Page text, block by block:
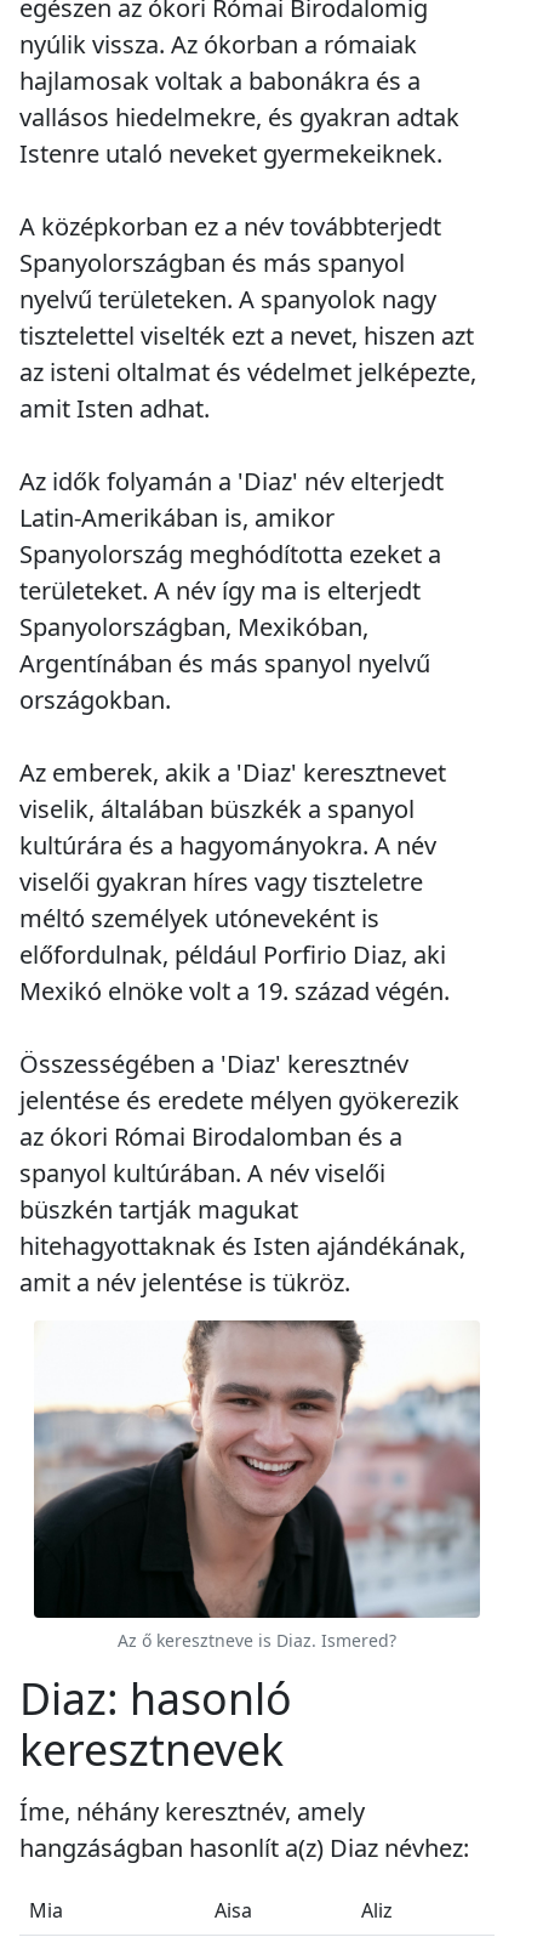
egészen az ókori Római Birodalomig
nyúlik vissza. Az ókorban a rómaiak
hajlamosak voltak a babonákra és a
vallásos hiedelmekre, és gyakran adtak
Istenre utaló neveket gyermekeiknek.
A középkorban ez a név továbbterjedt
Spanyolországban és más spanyol
nyelvű területeken. A spanyolok nagy
tisztelettel viselték ezt a nevet, hiszen azt
az isteni oltalmat és védelmet jelképezte,
amit Isten adhat.
Az idők folyamán a 'Diaz' név elterjedt
Latin-Amerikában is, amikor
Spanyolország meghódította ezeket a
területeket. A név így ma is elterjedt
Spanyolországban, Mexikóban,
Argentínában és más spanyol nyelvű
országokban.
Az emberek, akik a 'Diaz' keresztnevet
viselik, általában büszkék a spanyol
kultúrára és a hagyományokra. A név
viselői gyakran híres vagy tiszteletre
méltó személyek utóneveként is
előfordulnak, például Porfirio Diaz, aki
Mexikó elnöke volt a 19. század végén.
Összességében a 'Diaz' keresztnév
jelentése és eredete mélyen gyökerezik
az ókori Római Birodalomban és a
spanyol kultúrában. A név viselői
büszkén tartják magukat
hitehagyottaknak és Isten ajándékának,
amit a név jelentése is tükröz.
Az ő keresztneve is Diaz. Ismered?
Diaz: hasonló
keresztnevek
Íme, néhány keresztnév, amely
hangzáságban hasonlít a(z) Diaz névhez:
Mia Aisa
Aliz